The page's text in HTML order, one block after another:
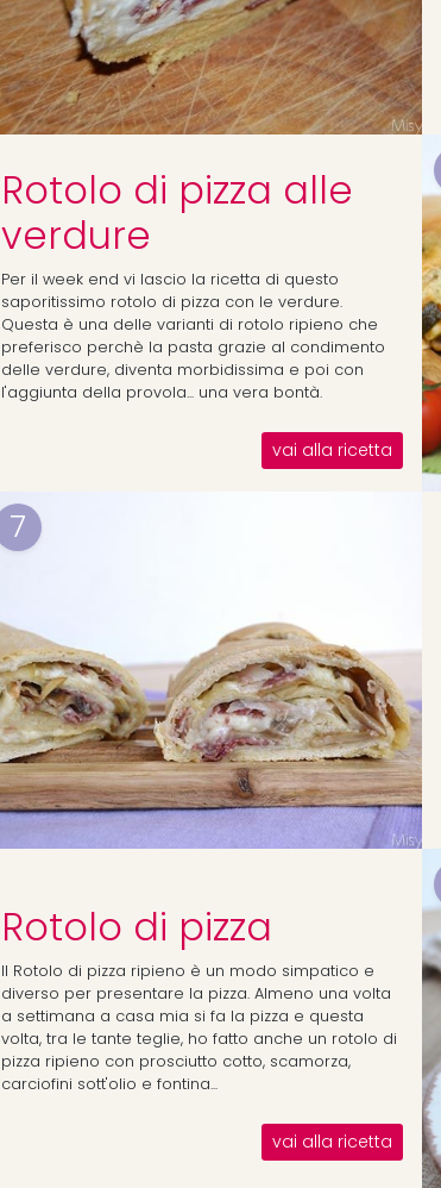
Rotolo di pizza alle
verdure
Per il week end vi lascio la ricetta di questo
saporitissimo rotolo di pizza con le verdure.
Questa è una delle varianti di rotolo ripieno che
preferisco perchè la pasta grazie al condimento
delle verdure, diventa morbidissima e poi con
l'aggiunta della provola... una vera bontà.
vai alla ricetta
7
Rotolo di pizza
Il Rotolo di pizza ripieno è un modo simpatico e
diverso per presentare la pizza. Almeno una volta
a settimana a casa mia si fa la pizza e questa
volta, tra le tante teglie, ho fatto anche un rotolo di
pizza ripieno con prosciutto cotto, scamorza,
carciofini sott'olio e fontina...
vai alla ricetta